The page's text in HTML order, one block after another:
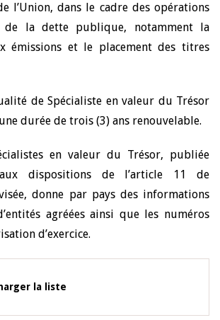
l’Union, dans le cadre des opérations
la dette publique, notamment la
émissions et le placement des titres
de Spécialiste en valeur du Trésor
durée de trois (3) ans renouvelable.
en valeur du Trésor, publiée
aux dispositions de l’article 11 de
donne par pays des informations
agréées ainsi que les numéros
d’exercice.
la liste